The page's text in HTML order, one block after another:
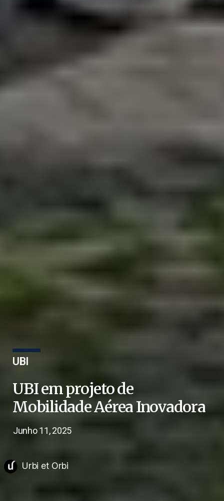
UBI
UBI em projeto de
Mobilidade Aérea Inovadora
Junho 11, 2025
Urbi et Orbi